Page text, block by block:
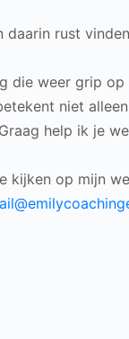
daarin rust
die weer grip
niet
help ik je
kijken op mijn